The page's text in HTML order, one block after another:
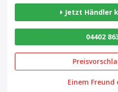
Jetzt Händler
04402
Einem